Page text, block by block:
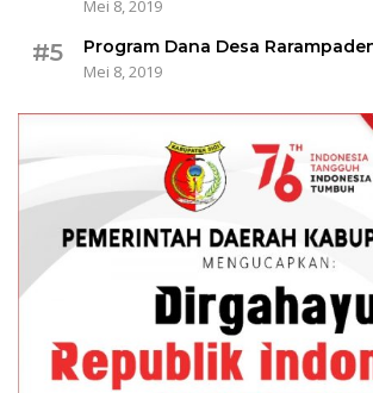
Mei 8, 2019
#5
Program Dana Desa
Mei 8, 2019